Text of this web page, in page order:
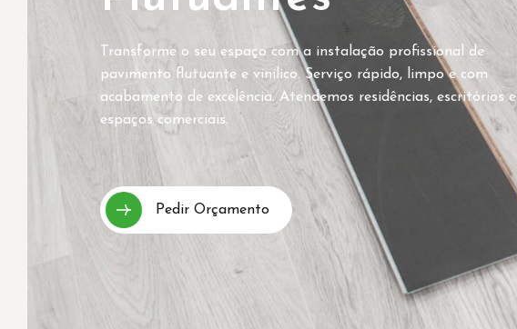
Transforme o seu espaço com a instalação profissional de
pavimento flutuante e vinílico. Serviço rápido, limpo e com
acabamento de excelência. Atendemos residências, escritórios e
espaços comerciais.
Pedir Orçamento